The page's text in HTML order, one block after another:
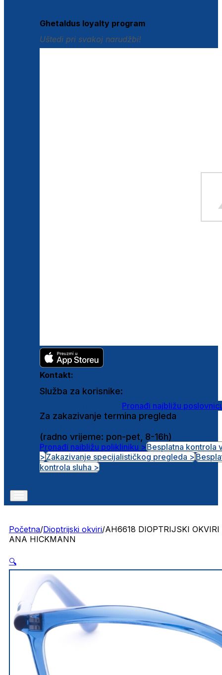
Ghetaldus loyalty program
Uštedi pri svakoj narudžbi!
Kontakt:
Služba za korisnike:
Pronađi najbližu
Za zakazivanje termina pregleda
(radno vrijeme: pon-pet, 8-16h)
Pronađi najbližu polikliniku >Besplatna kontrola
>Zakazivanje specijalističkog pregleda >
kontrola sluha >
Početna/Dioptrijski okviri/AH6618 DIOPTRIJSKI OKVIRI
ANA HICKMANN
🔍